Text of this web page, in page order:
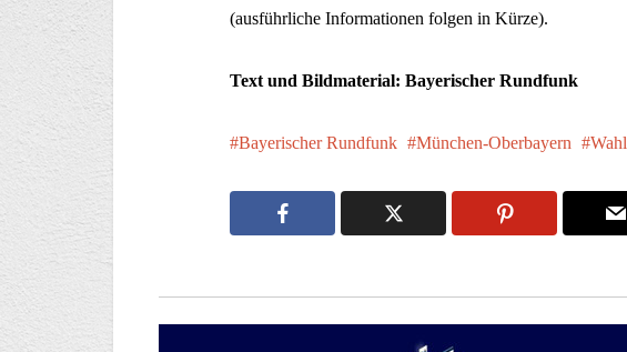
(ausführliche Informationen folgen in Kürze).
Text und Bildmaterial: Bayerischer Rundfunk
Bayerischer Rundfunk München-Oberbayern Wahl